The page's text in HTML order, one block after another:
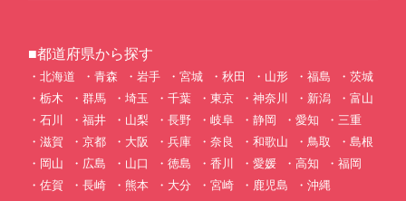
■都道府県から探す
北海道 青森 岩手 宮城 秋田 山形 福島
茨城
栃木
群馬 埼玉 千葉 東京 神奈川 新潟
富山
石川
福井 山梨 長野 岐阜 静岡 愛知
三重
滋賀
京都 大阪 兵庫 奈良 和歌山 鳥取
島根
岡山
広島 山口 徳島 香川 愛媛 高知
福岡
佐賀
長崎 熊本 大分 宮崎 鹿児島 沖縄